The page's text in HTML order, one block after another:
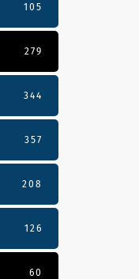
105
279
344
357
208
126
60